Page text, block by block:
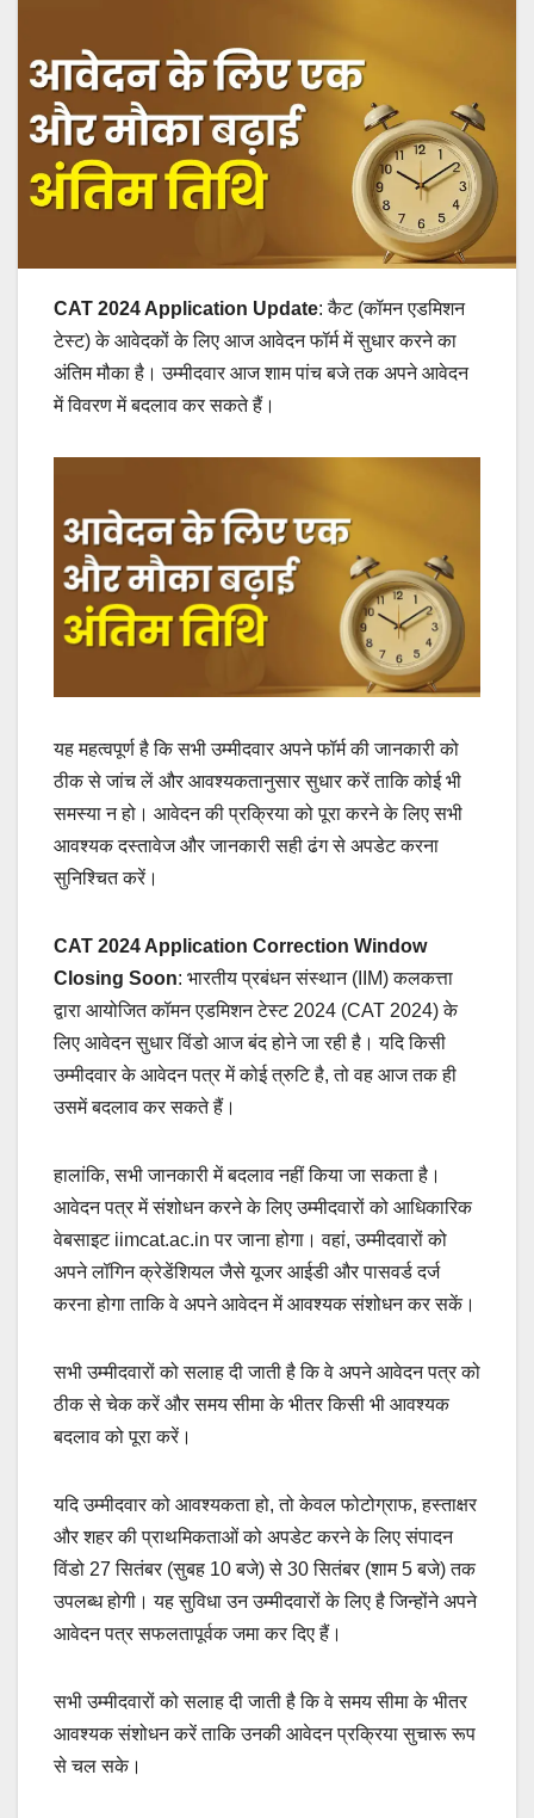
CAT 2024 Application Update: कैट (कॉमन एडमिशन
टेस्ट) के आवेदकों के लिए आज आवेदन फॉर्म में सुधार करने का
अंतिम मौका है। उम्मीदवार आज शाम पांच बजे तक अपने आवेदन
में विवरण में बदलाव कर सकते हैं।
यह महत्वपूर्ण है कि सभी उम्मीदवार अपने फॉर्म की जानकारी को
ठीक से जांच लें और आवश्यकतानुसार सुधार करें ताकि कोई भी
समस्या न हो। आवेदन की प्रक्रिया को पूरा करने के लिए सभी
आवश्यक दस्तावेज और जानकारी सही ढंग से अपडेट करना
सुनिश्चित करें।
CAT 2024 Application Correction Window
Closing Soon: भारतीय प्रबंधन संस्थान (IIM) कलकत्ता
द्वारा आयोजित कॉमन एडमिशन टेस्ट 2024 (CAT 2024) के
लिए आवेदन सुधार विंडो आज बंद होने जा रही है। यदि किसी
उम्मीदवार के आवेदन पत्र में कोई त्रुटि है, तो वह आज तक ही
उसमें बदलाव कर सकते हैं।
हालांकि, सभी जानकारी में बदलाव नहीं किया जा सकता है।
आवेदन पत्र में संशोधन करने के लिए उम्मीदवारों को आधिकारिक
वेबसाइट iimcat.ac.in पर जाना होगा। वहां, उम्मीदवारों को
अपने लॉगिन क्रेडेंशियल जैसे यूजर आईडी और पासवर्ड दर्ज
करना होगा ताकि वे अपने आवेदन में आवश्यक संशोधन कर सकें।
सभी उम्मीदवारों को सलाह दी जाती है कि वे अपने आवेदन पत्र को
ठीक से चेक करें और समय सीमा के भीतर किसी भी आवश्यक
बदलाव को पूरा करें।
यदि उम्मीदवार को आवश्यकता हो, तो केवल फोटोग्राफ, हस्ताक्षर
और शहर की प्राथमिकताओं को अपडेट करने के लिए संपादन
विंडो 27 सितंबर (सुबह 10 बजे) से 30 सितंबर (शाम 5 बजे) तक
उपलब्ध होगी। यह सुविधा उन उम्मीदवारों के लिए है जिन्होंने अपने
आवेदन पत्र सफलतापूर्वक जमा कर दिए हैं।
सभी उम्मीदवारों को सलाह दी जाती है कि वे समय सीमा के भीतर
आवश्यक संशोधन करें ताकि उनकी आवेदन प्रक्रिया सुचारू रूप
से चल सके।